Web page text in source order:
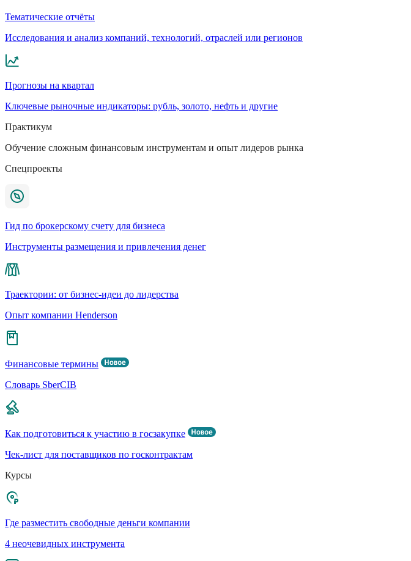
Тематические отчёты
Исследования и анализ компаний, технологий, отраслей или регионов
Прогнозы на квартал
Ключевые рыночные индикаторы: рубль, золото, нефть и другие
Практикум
Обучение сложным финансовым инструментам и опыт лидеров рынка
Спецпроекты
Гид по брокерскому счету для бизнеса
Инструменты размещения и привлечения денег
Траектории: от бизнес-идеи до лидерства
Опыт компании Henderson
Финансовые термины
Словарь SberCIB
Как подготовиться к участию в госзакупке
Чек-лист для поставщиков по госконтрактам
Курсы
Где разместить свободные деньги компании
4 неочевидных инструмента